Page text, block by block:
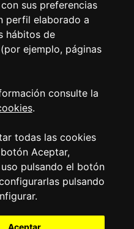
sus preferencias
perfil elaborado a
hábitos de
ejemplo, páginas
consulte la
.
todas las cookies
Aceptar,
pulsando el botón
pulsando
Aceptar